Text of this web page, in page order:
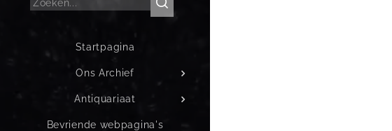
Startpagina
Ons Archief
Antiquariaat
Bevriende webpagina's